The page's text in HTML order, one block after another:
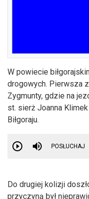
W powiecie
drogowych. Pierwsza
Zygmunty, gdzie na
st. sierż Joanna
Biłgoraju.
POSŁUCHAJ
Do drugiej kolizji
przyczyną był